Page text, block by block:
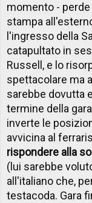
momento -
stampa
l'ingresso della
catapultato in
Russell, e lo
spettacolare ma
sarebbe dovutta
termine della
inverte le
avvicina al
rispondere alla
(lui sarebbe
all'italiano che,
testacoda. Gara